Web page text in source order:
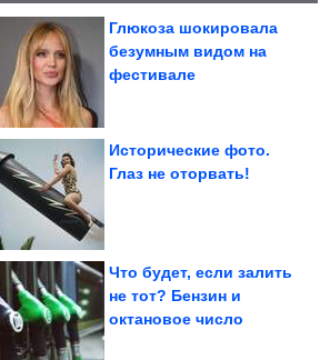
Заброшенные места,
декорации к...
Глюкоза шокировала
безумным видом на
фестивале
Исторические фото.
Глаз не оторвать!
Что будет, если залить
не тот? Бензин и
октановое число